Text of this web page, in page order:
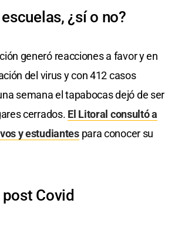
¿sí o no?
generó reacciones a favor y en
del virus y con 412 casos
semana el tapabocas dejó de ser
cerrados. El Litoral consultó a
y estudiantespara conocer su
Covid